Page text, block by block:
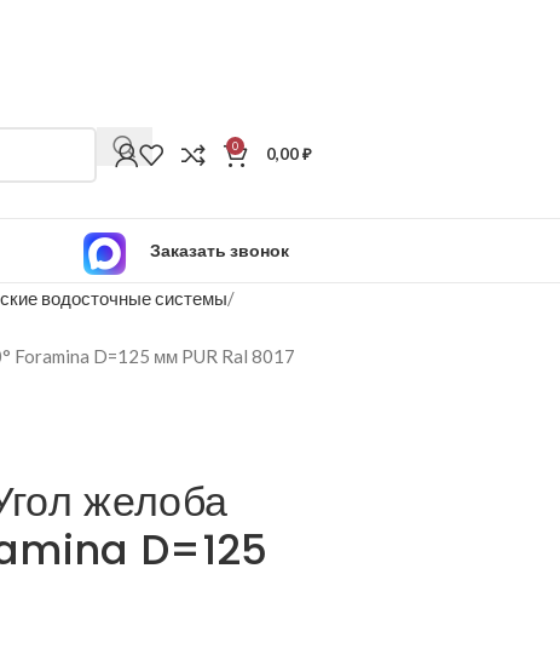
0 0,00₽
Заказать звонок
водосточные системы
Foramina D=125 мм PUR Ral 8017
желоба
D=125